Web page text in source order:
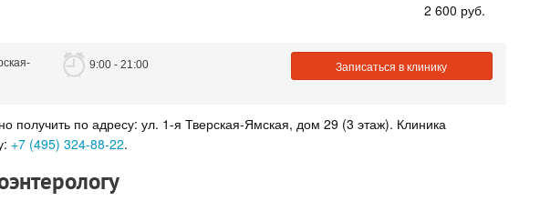
2 600 руб.
9:00 - 21:00 Записаться в клинику
получить по адресу: ул. 1-я Тверская-Ямская, дом 29 (3 этаж). Клиника
+7 (495) 324-88-22.